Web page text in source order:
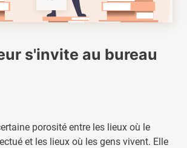
s'invite au bureau
porosité entre les lieux où le
et les lieux où les gens vivent. Elle